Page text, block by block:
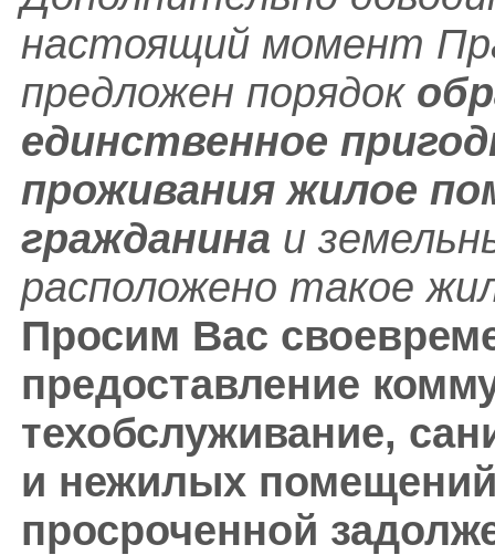
настоящий момент
предложен порядок
единственное
проживания жилое
гражданина и
расположено такое
Просим Вас
предоставление
техобслуживание,
и нежилых
просроченной